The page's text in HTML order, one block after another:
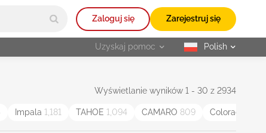
Zaloguj się Zarejestruj się
Uzyskaj pomoc selected
Polish
Wyświetlanie wyników 1 - 30 z 2934
Impala 1,181 TAHOE 1,094 CAMARO 809 Colorado